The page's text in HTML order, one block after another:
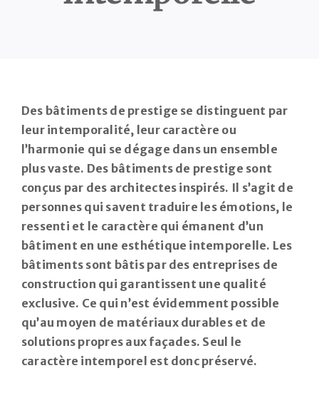
Des bâtiments de prestige se distinguent par
leur intemporalité, leur caractère ou
l’harmonie qui se dégage dans un ensemble
plus vaste. Des bâtiments de prestige sont
conçus par des architectes inspirés. Il s’agit de
personnes qui savent traduire les émotions, le
ressenti et le caractère qui émanent d’un
bâtiment en une esthétique intemporelle. Les
bâtiments sont bâtis par des entreprises de
construction qui garantissent une qualité
exclusive. Ce qui n’est évidemment possible
qu’au moyen de matériaux durables et de
solutions propres aux façades. Seul le
caractère intemporel est donc préservé.